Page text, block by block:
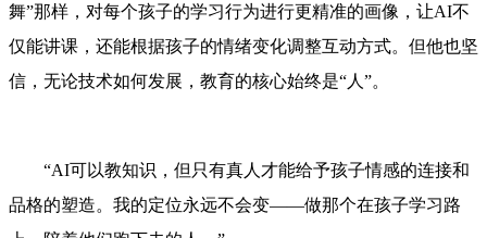
舞”那样，对每个孩子的学习行为进行更精准的画像，让AI不
仅能讲课，还能根据孩子的情绪变化调整互动方式。但他也坚
信，无论技术如何发展，教育的核心始终是“人”。
“AI可以教知识，但只有真人才能给予孩子情感的连接和
品格的塑造。我的定位永远不会变——做那个在孩子学习路